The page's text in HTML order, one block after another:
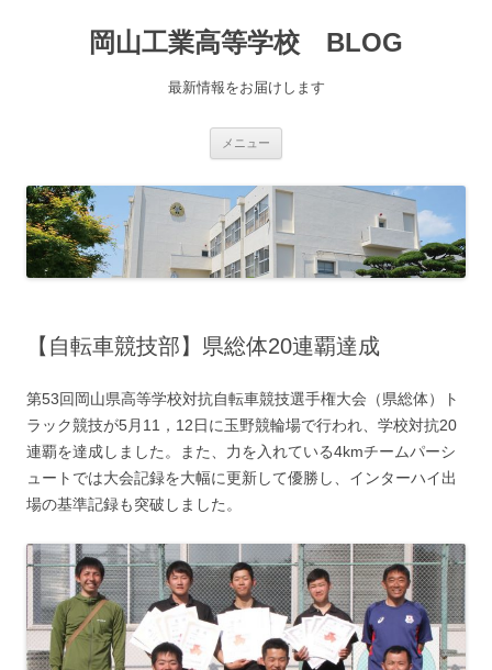
岡山工業高等学校 BLOG
最新情報をお届けします
メニュー
【自転車競技部】県総体20連覇達成
第53回岡山県高等学校対抗自転車競技選手権大会（県総体）ト
ラック競技が5月11，12日に玉野競輪場で行われ、学校対抗20
連覇を達成しました。また、力を入れている4kmチームパーシ
ュートでは大会記録を大幅に更新して優勝し、インターハイ出
場の基準記録も突破しました。